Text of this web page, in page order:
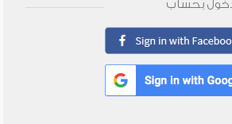
بحساب